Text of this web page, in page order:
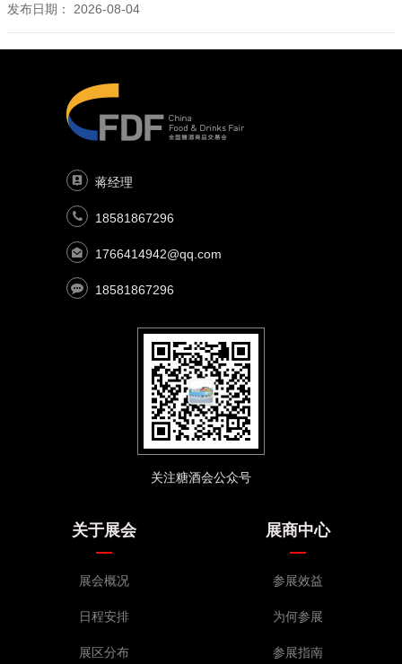
发布日期： 2026-08-04
蒋经理
18581867296
1766414942@qq.com
18581867296
关注糖酒会公众号
关于展会
展会概况
日程安排
展区分布
展商中心
参展效益
为何参展
参展指南